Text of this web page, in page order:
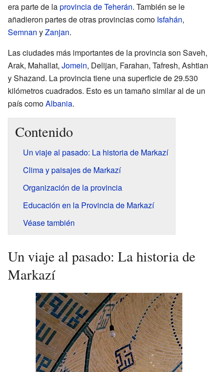
era parte de laprovincia de Teherán. También se le
añadieron partes de otras provincias como Isfahán,
Semnan yZanjan.
Las ciudades más importantes de la provincia son Saveh,
Arak, Mahallat, Jomein, Delijan, Farahan, Tafresh, Ashtian
y Shazand. La provincia tiene una superficie de 29.530
kilómetros cuadrados. Esto es un tamaño similar al de un
país comoAlbania.
Contenido
Un viaje al pasado: La historia de Markazí
Clima y paisajes de Markazí
Organización de la provincia
Educación en la Provincia de Markazí
Véase también
Un viaje al pasado: La historia de
Markazí